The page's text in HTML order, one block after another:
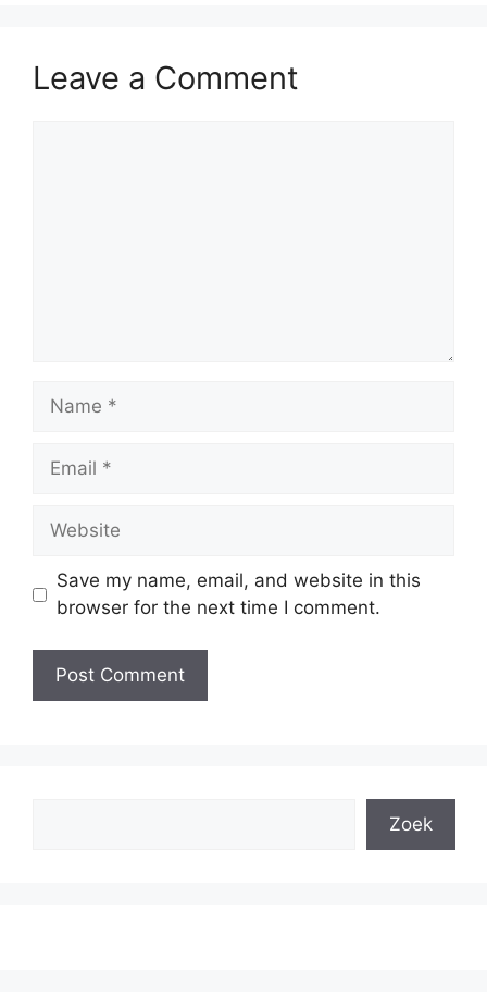
Leave a Comment
Name
Email
Website
Save my name, email, and website in this
browser for the next time I comment.
Zoek